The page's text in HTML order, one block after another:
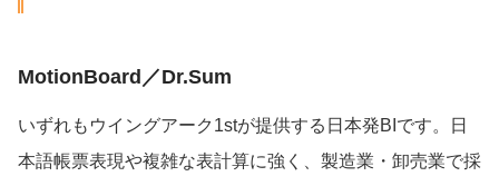
MotionBoard／Dr.Sum
いずれもウイングアーク1stが提供する日本発BIです。日
本語帳票表現や複雑な表計算に強く、製造業・卸売業で採